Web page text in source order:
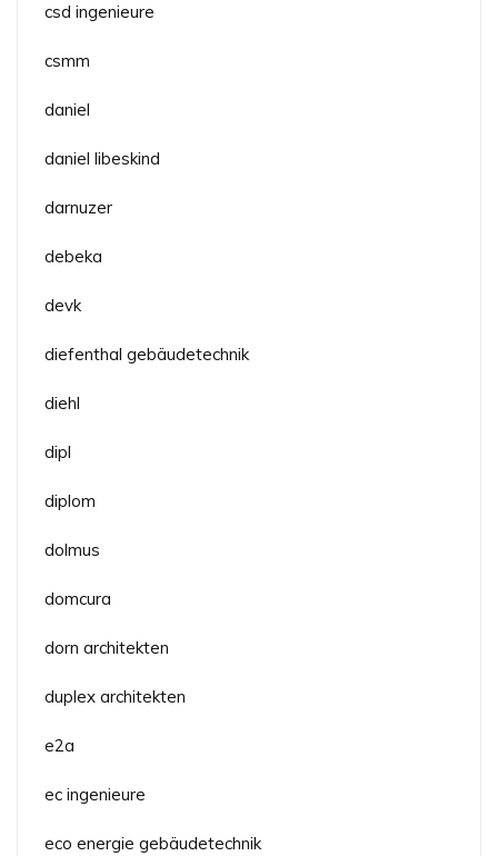
csd ingenieure
csmm
daniel
daniel libeskind
darnuzer
debeka
devk
diefenthal gebäudetechnik
diehl
dipl
diplom
dolmus
domcura
dorn architekten
duplex architekten
e2a
ec ingenieure
eco energie gebäudetechnik